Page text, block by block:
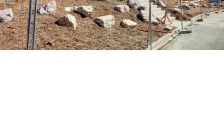
Équipement
Équipement sportif
Viti-Vinicole